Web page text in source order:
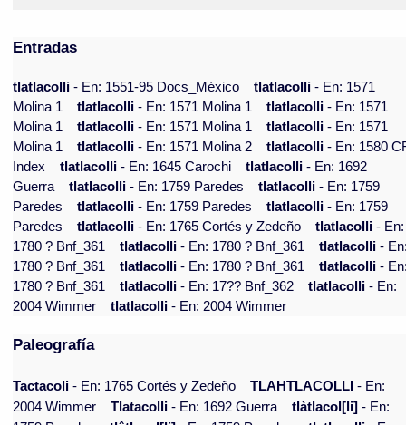
Entradas
tlatlacolli- En: 1551-95 Docs_México tlatlacolli- En: 1571
Molina 1
tlatlacolli- En: 1571 Molina 1 tlatlacolli- En: 1571
Molina 1
tlatlacolli- En: 1571 Molina 1 tlatlacolli- En: 1571
Molina 1
tlatlacolli- En: 1571 Molina 2 tlatlacolli- En: 1580
Index
tlatlacolli- En: 1645 Carochi tlatlacolli- En: 1692
Guerra
tlatlacolli- En: 1759 Paredes tlatlacolli- En: 1759
Paredes
tlatlacolli- En: 1759 Paredes tlatlacolli- En: 1759
Paredes
tlatlacolli- En: 1765 Cortés y Zedeño tlatlacolli- En:
1780 ? Bnf_361
tlatlacolli- En: 1780 ? Bnf_361 tlatlacolli-
1780 ? Bnf_361
tlatlacolli- En: 1780 ? Bnf_361 tlatlacolli-
1780 ? Bnf_361
tlatlacolli- En: 17?? Bnf_362 tlatlacolli- En:
2004 Wimmer
tlatlacolli- En: 2004 Wimmer
Paleografía
Tactacoli - En: 1765 Cortés y Zedeño TLAHTLACOLLI - En:
2004 Wimmer
Tlatacolli - En: 1692 Guerra tlàtlacol[li] - En: